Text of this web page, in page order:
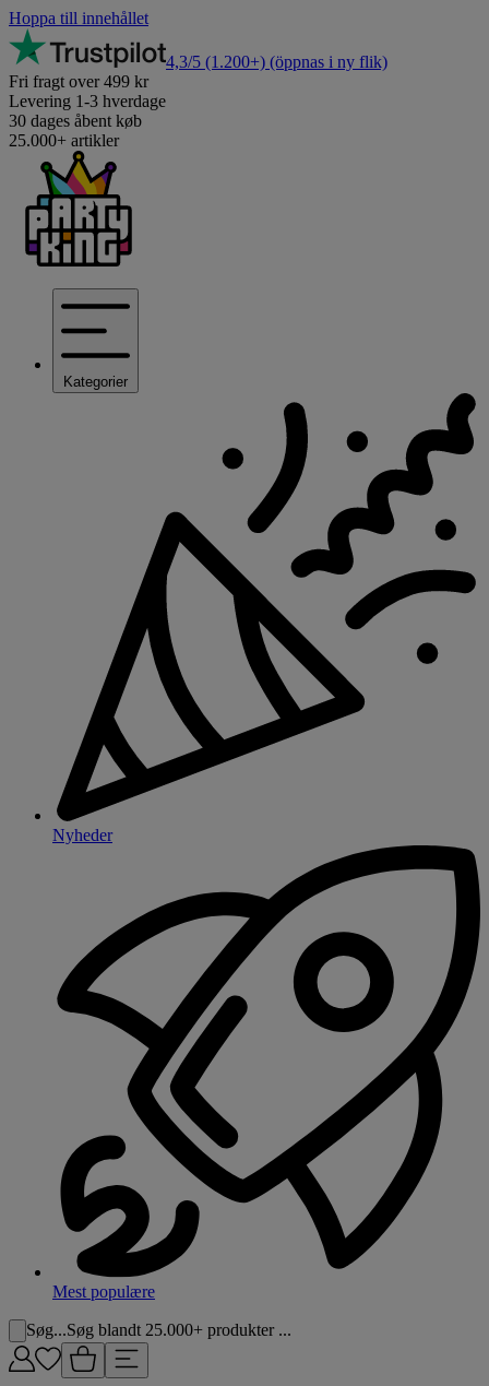
Hoppa till innehållet
4,3/5 (1.200+) (öppnas i ny flik)
Fri fragt over 499 kr
Levering 1-3 hverdage
30 dages åbent køb
25.000+ artikler
Kategorier
Nyheder
Mest populære
Søg...Søg blandt 25.000+ produkter ...